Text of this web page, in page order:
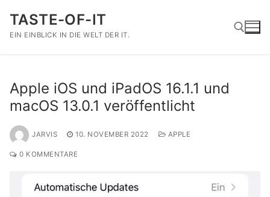
Inhalt
springen
TASTE-OF-IT
EIN EINBLICK IN DIE WELT DER IT.
Apple iOS und iPadOS 16.1.1 und
macOS 13.0.1 veröffentlicht
JARVIS 10. NOVEMBER 2022 APPLE
0 KOMMENTARE